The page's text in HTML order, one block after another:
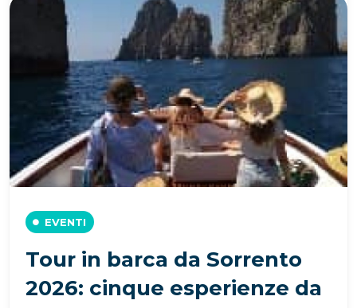
EVENTI
Tour in barca da Sorrento
2026: cinque esperienze da